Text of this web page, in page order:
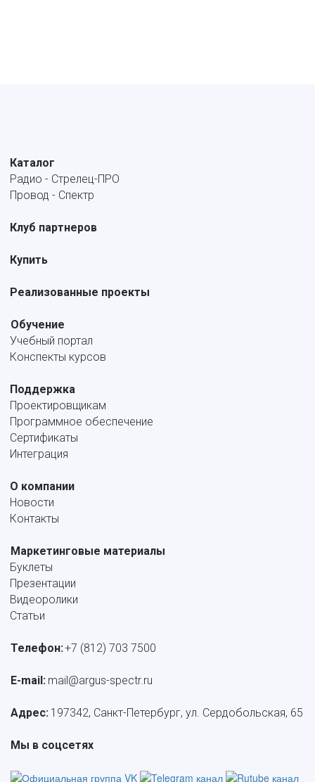
Каталог
Радио - Стрелец-ПРО
Провод - Спектр
Клуб партнеров
Купить
Реализованные проекты
Обучение
Учебный портал
Конспекты курсов
Поддержка
Проектировщикам
Программное обеспечение
Сертификаты
Интеграция
О компании
Новости
Контакты
Маркетинговые материалы
Буклеты
Презентации
Видеоролики
Статьи
Телефон:+7 (812) 703 7500
E-mail: mail@argus-spectr.ru
Адрес: 197342, Санкт-Петербург, ул. Сердобольская, 65
Мы в соцсетях